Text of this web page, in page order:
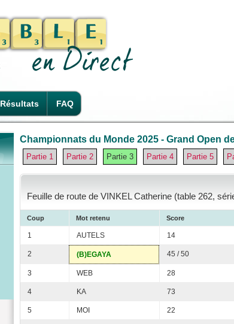
Résultats FAQ
Championnats du Monde 2025 - Grand Open
Partie 1 Partie 2 Partie 3 Partie 4 Partie 5
Feuille de route de VINKEL Catherine (table 262,
Coup Mot retenu Score
1 AUTELS 14
2 (B)EGAYA 45 / 50
3 WEB 28
4 KA 73
5 MOI 22